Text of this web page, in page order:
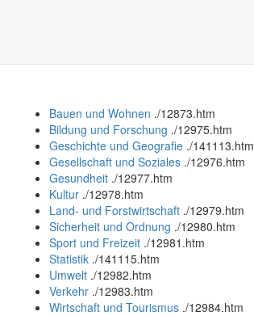
Bauen und Wohnen ./12873.htm
Bildung und Forschung ./12975.htm
Geschichte und Geografie ./141113.htm
Gesellschaft und Soziales ./12976.htm
Gesundheit ./12977.htm
Kultur ./12978.htm
Land- und Forstwirtschaft ./12979.htm
Sicherheit und Ordnung ./12980.htm
Sport und Freizeit ./12981.htm
Statistik ./141115.htm
Umwelt ./12982.htm
Verkehr ./12983.htm
Wirtschaft und Tourismus ./12984.htm